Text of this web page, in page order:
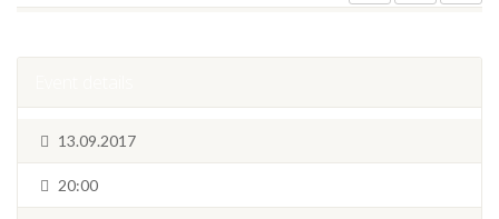
13.09.2017
20:00